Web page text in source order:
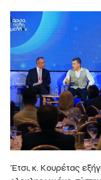
Έτσι, κ. Κουρέτας